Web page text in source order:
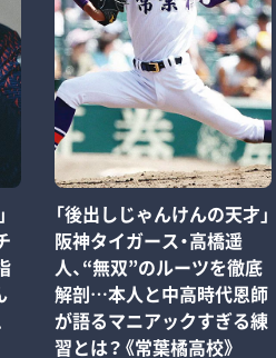
「後出しじゃんけんの天才」
阪神タイガース・高橋遥
人、“無双”のルーツを徹底
解剖…本人と中高時代恩師
が語るマニアックすぎる練
習とは？《常葉橘高校》